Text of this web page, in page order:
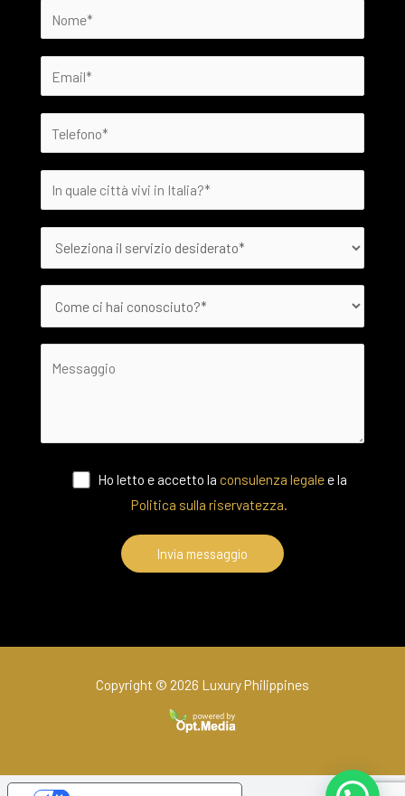
Ho letto e accetto laconsulenza legalee la
Politica sulla riservatezza.
Copyright © 2026 Luxury Philippines